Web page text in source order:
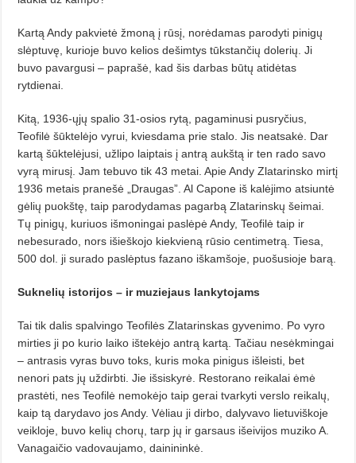
Kartą Andy pakvietė žmoną į rūsį, norėdamas parodyti pinigų
slėptuvę, kurioje buvo kelios dešimtys tūkstančių dolerių. Ji
buvo pavargusi – paprašė, kad šis darbas būtų atidėtas
rytdienai.
Kitą, 1936-ųjų spalio 31-osios rytą, pagaminusi pusryčius,
Teofilė šūktelėjo vyrui, kviesdama prie stalo. Jis neatsakė. Dar
kartą šūktelėjusi, užlipo laiptais į antrą aukštą ir ten rado savo
vyrą mirusį. Jam tebuvo tik 43 metai. Apie Andy Zlatarinsko mirtį
1936 metais pranešė „Draugas”. Al Capone iš kalėjimo atsiuntė
gėlių puokštę, taip parodydamas pagarbą Zlatarinskų šeimai.
Tų pinigų, kuriuos išmoningai paslėpė Andy, Teofilė taip ir
nebesurado, nors išieškojo kiekvieną rūsio centimetrą. Tiesa,
500 dol. ji surado paslėptus fazano iškamšoje, puošusioje barą.
Suknelių istorijos – ir muziejaus lankytojams
Tai tik dalis spalvingo Teofilės Zlatarinskas gyvenimo. Po vyro
mirties ji po kurio laiko ištekėjo antrą kartą. Tačiau nesėkmingai
– antrasis vyras buvo toks, kuris moka pinigus išleisti, bet
nenori pats jų uždirbti. Jie išsiskyrė. Restorano reikalai ėmė
prastėti, nes Teofilė nemokėjo taip gerai tvarkyti verslo reikalų,
kaip tą darydavo jos Andy. Vėliau ji dirbo, dalyvavo lietuviškoje
veikloje, buvo kelių chorų, tarp jų ir garsaus išeivijos muziko A.
Vanagaičio vadovaujamo, dainininkė.